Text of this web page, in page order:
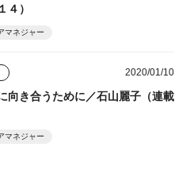
４）
マネジャー
2020/01/10
向き合うために／石山麗子（連載
マネジャー